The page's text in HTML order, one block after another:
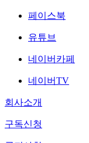
페이스북
유튜브
네이버카페
네이버TV
회사소개
구독신청